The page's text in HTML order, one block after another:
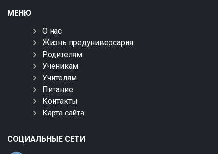
МЕНЮ
О нас
Жизнь предуниверсария
Родителям
Ученикам
Учителям
Питание
Контакты
Карта сайта
СОЦИАЛЬНЫЕ СЕТИ